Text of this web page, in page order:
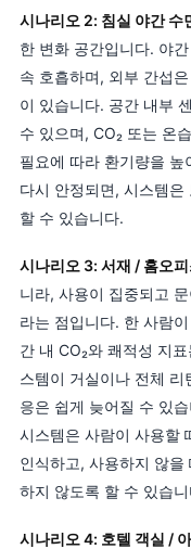
시나리오 2: 침실 야간 수
한 변화 공간입니다. 야
속 호흡하며, 외부 간섭
이 있습니다. 공간 내부
수 있으며, CO₂ 또는 온
필요에 따라 환기량을
다시 안정되면, 시스템
할 수 있습니다.
시나리오 3: 서재 / 홈오
니라, 사용이 집중되고
라는 점입니다. 한 사람
간 내 CO₂와 쾌적성 지
스템이 거실이나 전체
응은 쉽게 늦어질 수 있
시스템은 사람이 사용할
인식하고, 사용하지 않
하지 않도록 할 수 있습
시나리오 4: 호텔 객실 /